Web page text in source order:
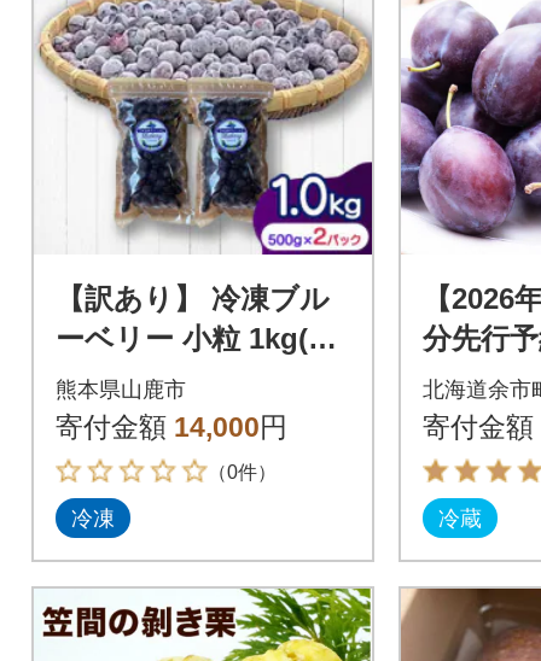
【訳あり】 冷凍ブル
ーベリー 小粒 1kg(50
0g×2pc) 【すみれフ
ァーム】《山鹿市》
熊本県山鹿市
寄付金額 14,000円
（0件）
冷凍
【2026
分先行
400g×4
0526
北海道余市
寄付金額
冷蔵